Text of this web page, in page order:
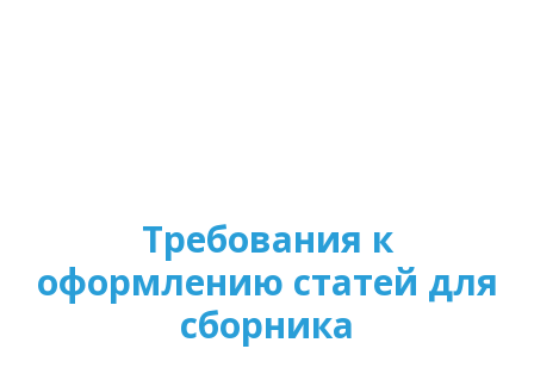
Требования к
оформлению статей для
сборника